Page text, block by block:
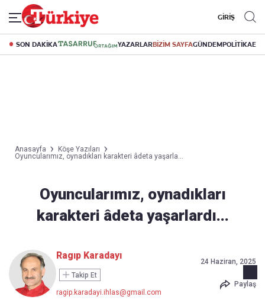
GİRİŞ
SON DAKİKA YAZARLARBİZİM SAYFAGÜNDEMPOLİTİKA
Anasayfa
Köşe Yazıları
Oyuncularımız, oynadıkları karakteri âdeta yaşarla...
Oyuncularımız, oynadıkları
karakteri âdeta yaşarlardı...
Ragıp Karadayı
Takip Et
ragip.karadayi.ihlas@gmail.com
24 Haziran, 2025
Paylaş